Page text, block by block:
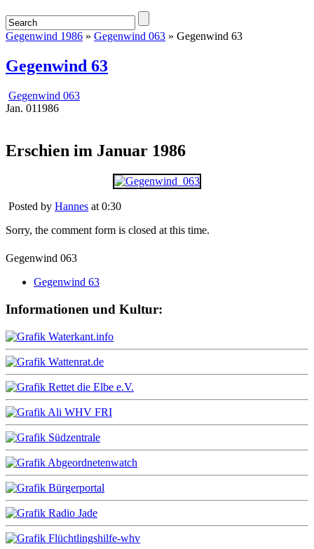
Gegenwind 1986 » Gegenwind 063 » Gegenwind 63
Gegenwind 63
Gegenwind 063
Jan. 011986
Erschien im Januar 1986
Posted by Hannes at 0:30
Sorry, the comment form is closed at this time.
Gegenwind 063
Gegenwind 63
Informationen und Kultur: